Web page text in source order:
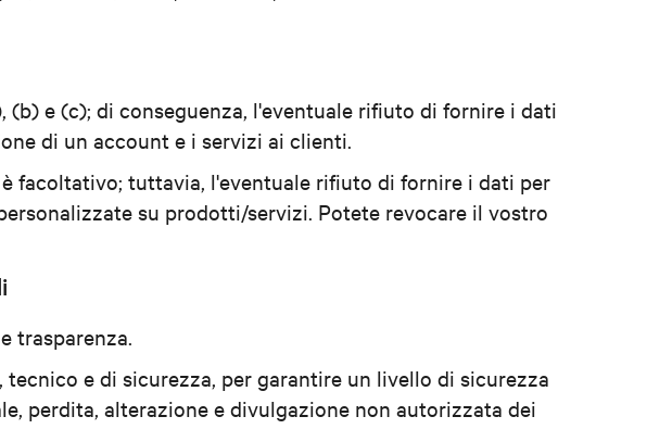
e (c); di conseguenza, l'eventuale rifiuto di fornire i dati
di un account e i servizi ai clienti.
facoltativo; tuttavia, l'eventuale rifiuto di fornire i dati per
su prodotti/servizi. Potete revocare il vostro
trasparenza.
e di sicurezza, per garantire un livello di sicurezza
perdita, alterazione e divulgazione non autorizzata dei